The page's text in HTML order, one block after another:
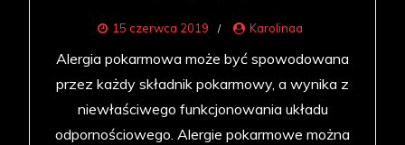
15 czerwca 2019 Karolinaa
Alergia pokarmowa może być spowodowana
przez każdy składnik pokarmowy, a wynika z
niewłaściwego funkcjonowania układu
odpornościowego. Alergie pokarmowe można